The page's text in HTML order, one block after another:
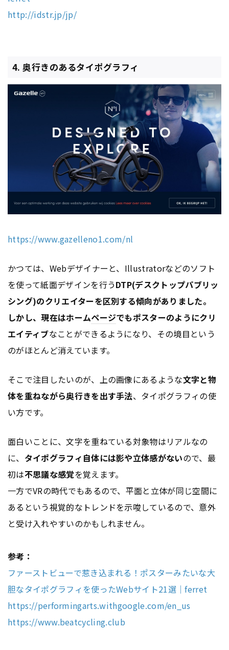
http://idstr.jp/jp/
4. 奥行きのあるタイポグラフィ
https://www.gazelleno1.com/nl
かつては、Webデザイナーと、Illustratorなどのソフト
を使って紙面デザインを行うDTP(デスクトップパブリッ
シング)のクリエイターを区別する傾向がありました。
しかし、現在はホームページでもポスターのようにクリ
エイティブなことができるようになり、その境目という
のがほとんど消えています。
そこで注目したいのが、上の画像にあるような文字と物
体を重ねながら奥行きを出す手法、タイポグラフィの使
い方です。
面白いことに、文字を重ねている対象物はリアルなの
に、 タイポグラフィ自体には影や立体感がないので、最
初は不思議な感覚を覚えます。
一方でVRの時代でもあるので、平面と立体が同じ空間に
あるという視覚的なトレンドを示唆しているので、意外
と受け入れやすいのかもしれません。
参考：
ファーストビューで惹き込まれる！ポスターみたいな大
胆なタイポグラフィを使ったWebサイト21選｜ferret
https://performingarts.withgoogle.com/en_us
https://www.beatcycling.club